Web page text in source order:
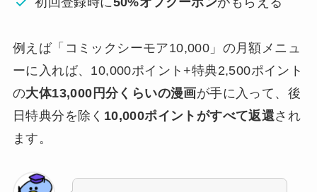
例えば「コミックシーモア10,000」の月額メニュ
ーに入れば、10,000ポイント+特典2,500ポイント
の大体13,000円分くらいの漫画が手に入って、後
日特典分を除く 10,000ポイントがすべて返還され
ます。